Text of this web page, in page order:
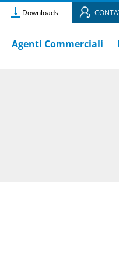
Downloads
Agenti Commerciali